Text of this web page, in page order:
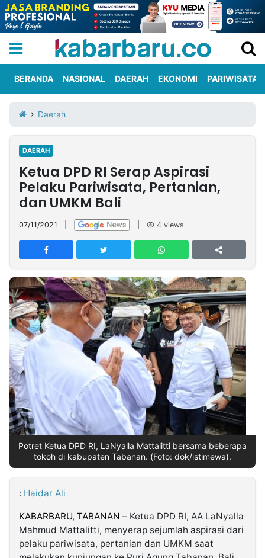
Iklan
Berita
Kami
Nasional
International
Olahraga
Entertainment
Daerah
Pariwisata
Kuliner
Kolom
Network
PT
TREETAN
INDONESIA
Partner
Insight
NTB
Suara
Time
Lens
IDN
Daily
Jogja
Jalan
Rakyat
Idealita
News
Kita
Notice
Dinamikapost.com
Radar
Baru
Seedbacklink
Follow
Kabarbaru
BERANDA NASIONAL DAERAH EKONOMI PARIWISATA
Daerah
DAERAH
Ketua DPD RI Serap Aspirasi
Pelaku Pariwisata, Pertanian,
dan UMKM Bali
07/11/2021 4 views
Potret Ketua DPD RI, LaNyalla Mattalitti bersama beberapa
tokoh di kabupaten Tabanan. (Foto: dok/istimewa).
: Haidar Ali
KABARBARU, TABANAN – Ketua DPD RI, AA LaNyalla
Mahmud Mattalitti, menyerap sejumlah aspirasi dari
pelaku pariwisata, pertanian dan UMKM saat